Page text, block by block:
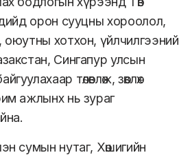
орон сууцны хороолол,
оюутны хотхон, үйлчилгээний
Сингапур улсын
төлөвлөж, зөвлөх
ажлынх нь зураг
сумын нутаг, Хөшигийн